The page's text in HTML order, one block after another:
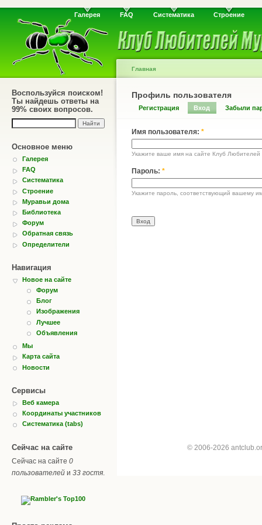
Галерея FAQ Систематика Строение
Воспользуйся поиском!
Ты найдешь ответы на
99% своих вопросов.
Основное меню
Галерея
FAQ
Систематика
Строение
Муравьи дома
Библиотека
Форум
Обратная связь
Определители
Навигация
Новое на сайте
Форум
Блог
Изображения
Лучшее
Объявления
Мы
Карта сайта
Новости
Сервисы
Веб камера
Координаты участников
Систематика (tabs)
Сейчас на сайте
Сейчас на сайте 0
пользователей и 33 гостя
Главная
Профиль пользователя
Регистрация Вход Забыли
Имя пользователя: *
Укажите ваше имя на сайте Клуб Любителей
Пароль: *
Укажите пароль, соответствующий вашему
© 2006-2026